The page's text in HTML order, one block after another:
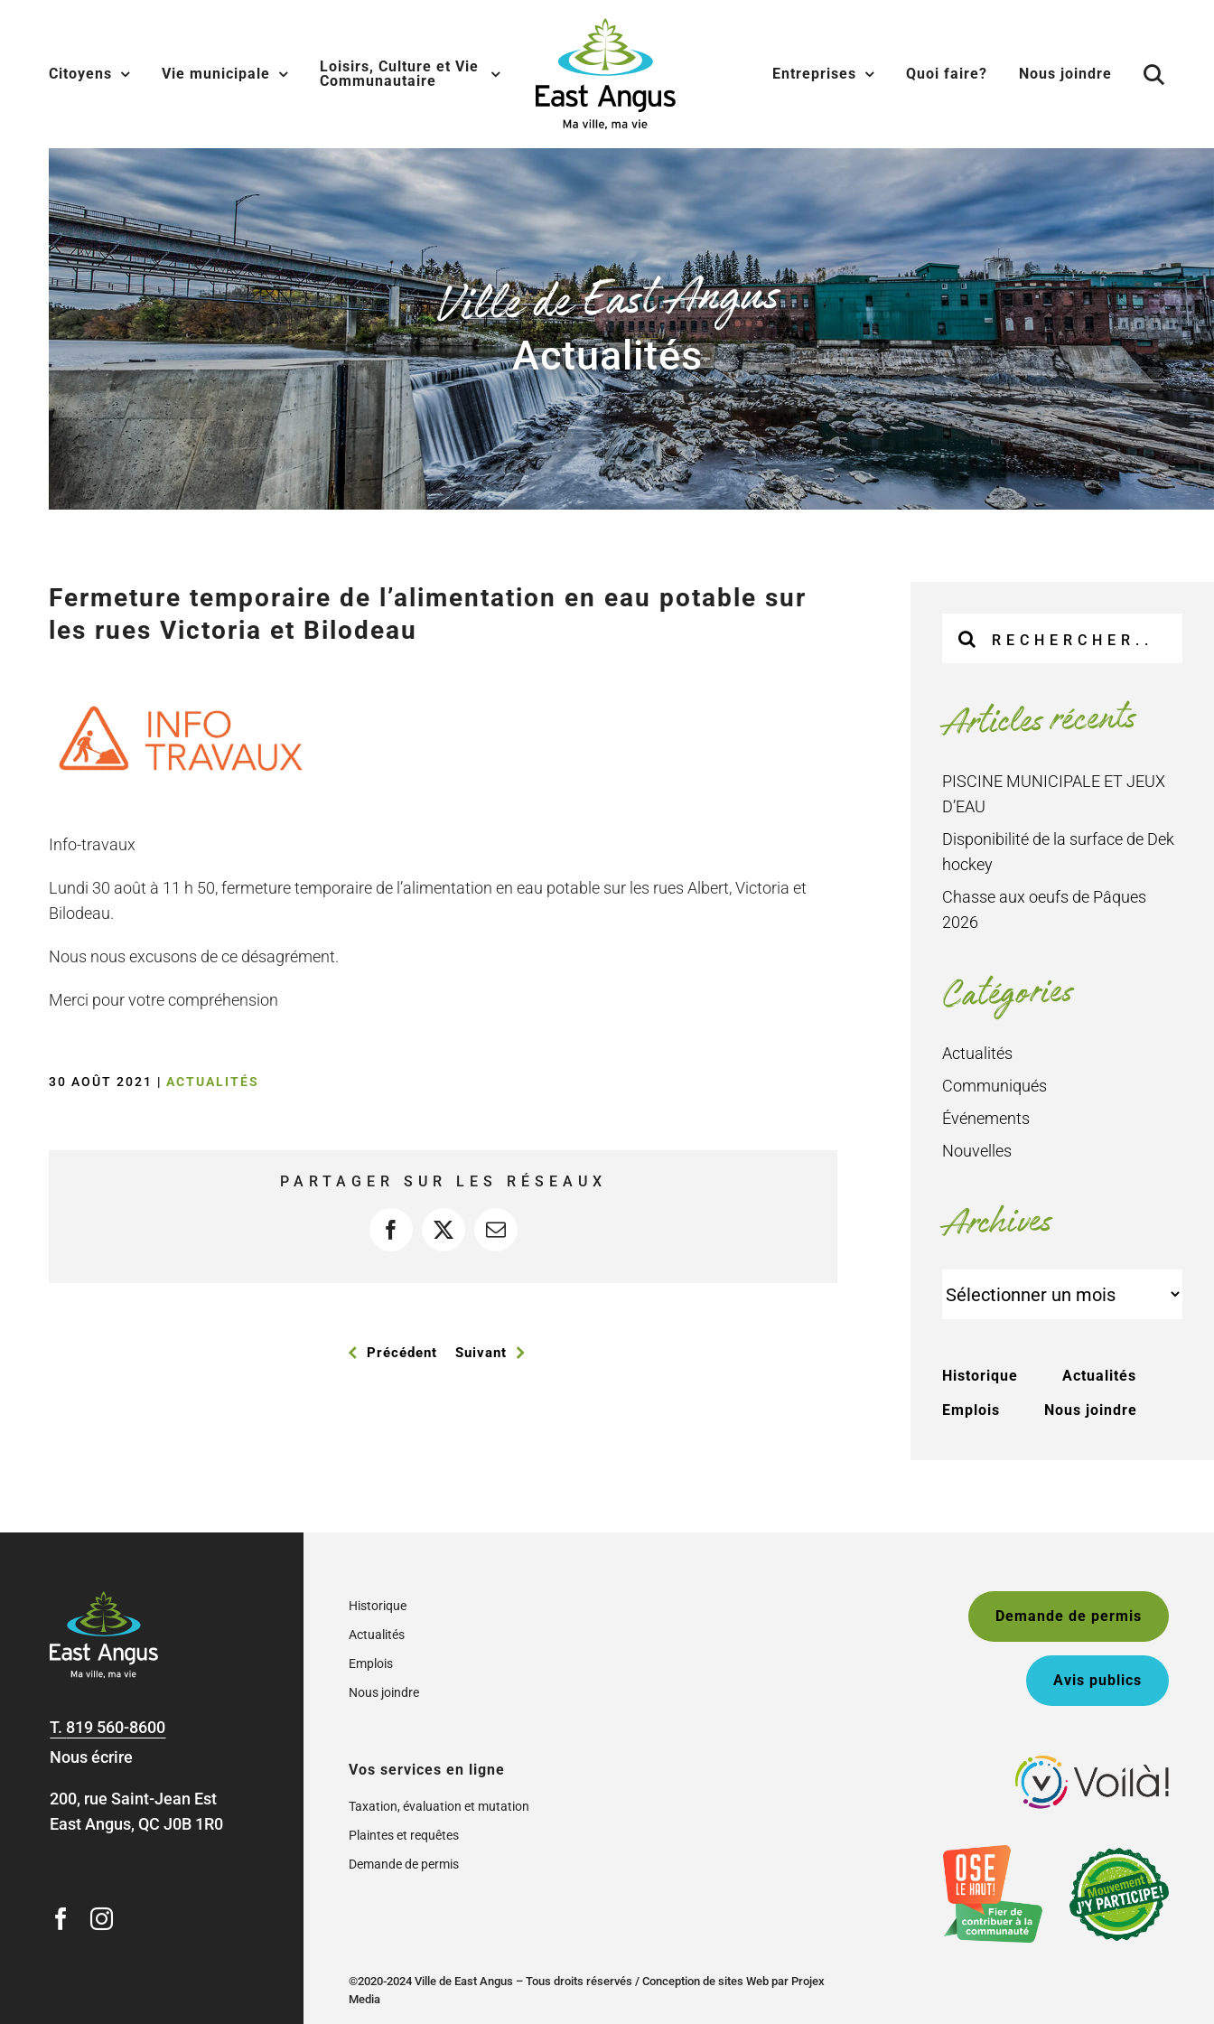
contentCitoyens Vie municipale
Loisirs, Culture et Vie
Communautaire
Entreprises Quoi faire? Nous joindre
Ville de East Angus
Actualités
Fermeture temporaire de l’alimentation en eau potable sur
les rues Victoria et Bilodeau
Agrandir
l&apos;image
Info-travaux
Lundi 30 août à 11 h 50, fermeture temporaire de l’alimentation en eau potable sur les rues Albert, Victoria et
Bilodeau.
Nous nous excusons de ce désagrément.
Merci pour votre compréhension
30 AOÛT 2021 | ACTUALITÉS
PARTAGER SUR LES RÉSEAUX
Facebook
X Courriel
Précédent Suivant
sur
:Articles récents
PISCINE MUNICIPALE ET JEUX
D’EAU
Disponibilité de la surface de Dek
hockey
Chasse aux oeufs de Pâques
2026
Catégories
Actualités
Communiqués
Événements
Nouvelles
Archives
Historique
Actualités
Emplois
Nous joindre
T. 819 560-8600
Nous écrire
200, rue Saint-Jean Est
East Angus, QC J0B 1R0
Historique
Actualités
Emplois
Nous joindre
Vos services en ligne
Taxation, évaluation et mutation
Plaintes et requêtes
Demande de permis
Demande de permis
Avis publics
©2020-2024 Ville de East Angus – Tous droits réservés /Conception de sites Web par Projex
Media